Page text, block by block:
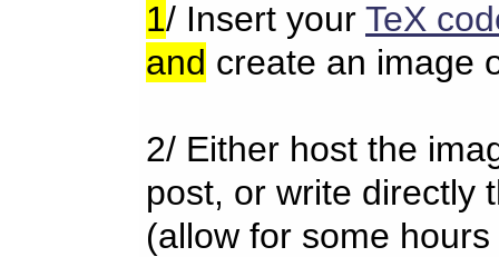
1/ Insert your TeX
and create an image
2/ Either host the
post, or write directly
(allow for some